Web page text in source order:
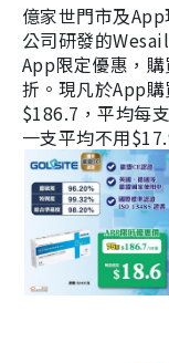
億家世門市及
公司研發的
App限定優惠，
折。現凡於App
$186.7，平均每
一支平均不用